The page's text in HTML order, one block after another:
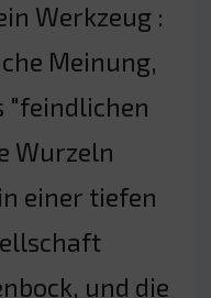
Werkzeug :
Meinung,
"feindlichen
Wurzeln
einer tiefen
und die